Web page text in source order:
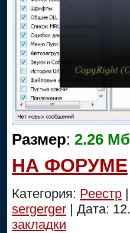
Размер: 2.26 Мб
НА ФОРУМЕ
Категория: Реестр
sergerger | Дата:
закладки